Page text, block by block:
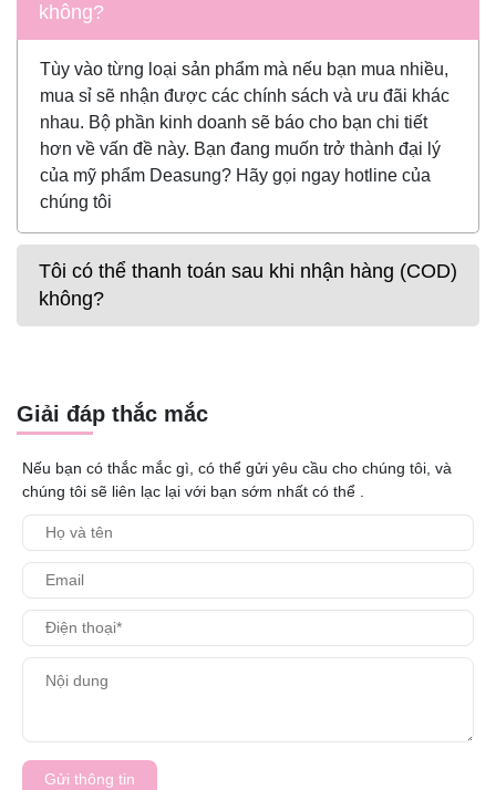
không?
Tùy vào từng loại sản phẩm mà nếu bạn mua nhiều,
mua sỉ sẽ nhận được các chính sách và ưu đãi khác
nhau. Bộ phần kinh doanh sẽ báo cho bạn chi tiết
hơn về vấn đề này. Bạn đang muốn trở thành đại lý
của mỹ phẩm Deasung? Hãy gọi ngay hotline của
chúng tôi
Tôi có thể thanh toán sau khi nhận hàng (COD)
không?
Giải đáp thắc mắc
Nếu bạn có thắc mắc gì, có thể gửi yêu cầu cho chúng tôi, và
chúng tôi sẽ liên lạc lại với bạn sớm nhất có thể .
Gửi thông tin